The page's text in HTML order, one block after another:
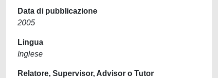
Data di pubblicazione
2005
Lingua
Inglese
Relatore, Supervisor, Advisor o Tutor